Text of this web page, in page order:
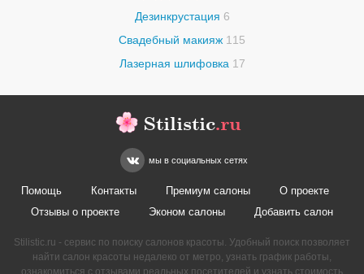
Дезинкрустация 6
Свадебный макияж 115
Лазерная шлифовка 17
Stilistic.ru
мы в социальных сетях
Помощь Контакты Премиум салоны
О проекте
Отзывы о проекте
Эконом салоны Добавить салон
Stilistic.ru - сервис по поиску салонов красоты. Удобный поиск позволяет
найти салон красоты недалеко от метро, узнать график работы,
ознакомиться с отзывами реальных посетителей и узнать стоимость